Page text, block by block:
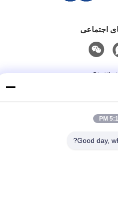
اجتماعی
سریع
karenyang@wxszzd.com
Good day,